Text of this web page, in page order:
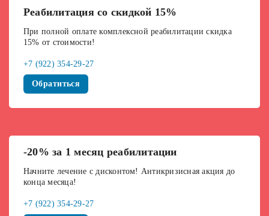
Реабилитация со скидкой 15%
При полной оплате комплексной реабилитации скидка
15% от стоимости!
+7 (922) 354-29-27
Обратиться
-20% за 1 месяц реабилитации
Начните лечение с дисконтом! Антикризисная акция до
конца месяца!
+7 (922) 354-29-27